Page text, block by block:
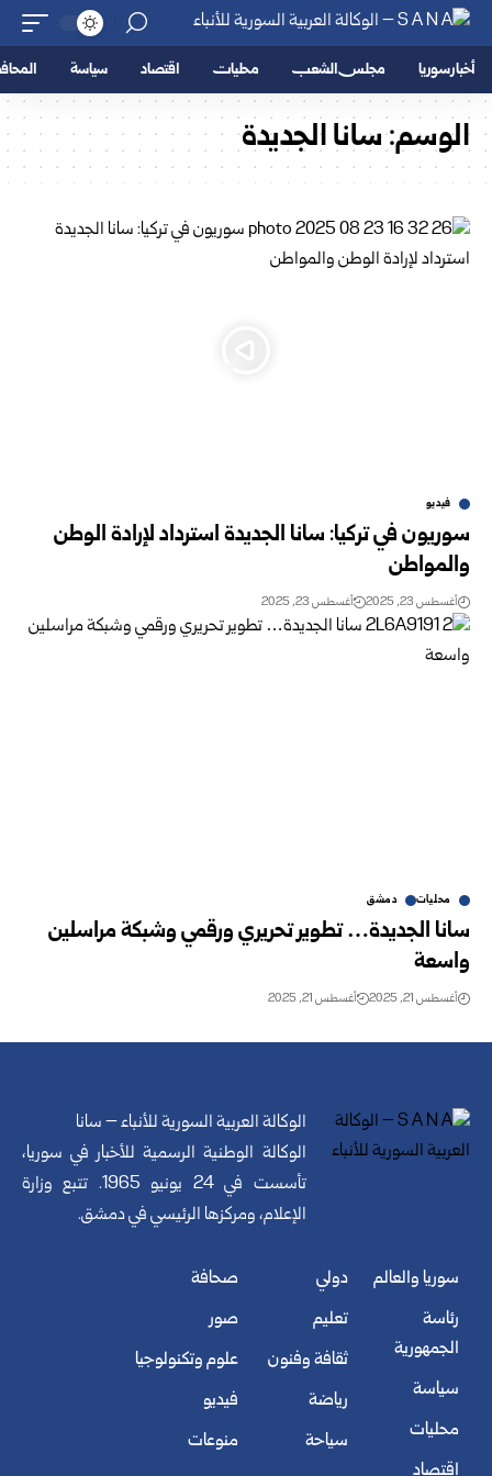
أخبار سوريا مجلس الشعب محليات اقتصاد سياسة
الوسم:سانا الجديدة
فيديو
سوريون في تركيا: سانا الجديدة استرداد لإرادة الوطن
والمواطن
أغسطس 23, 2025 أغسطس 23, 2025
محليات دمشق
سانا الجديدة… تطوير تحريري ورقمي وشبكة مراسلين
واسعة
أغسطس 21, 2025 أغسطس 21, 2025
الوكالة العربية السورية للأنباء – سانا
الوكالة الوطنية الرسمية للأخبار في سوريا،
تأسست في 24 يونيو 1965. تتبع وزارة
الإعلام، ومركزها الرئيسي في دمشق.
سوريا والعالم
رئاسة
الجمهورية
سياسة
محليات
اقتصاد
دولي
تعليم
ثقافة وفنون
رياضة
سياحة
صحافة
صور
علوم وتكنولوجيا
فيديو
منوعات